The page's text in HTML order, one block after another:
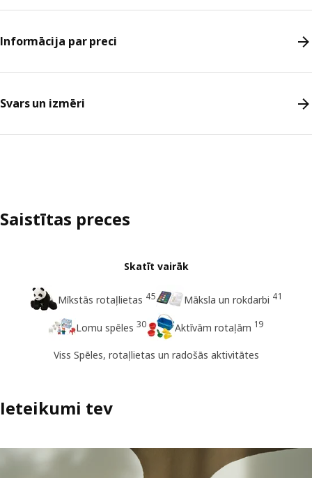
Informācija par preci
Svars un izmēri
Saistītas preces
Skatīt vairāk
Mīkstās rotaļlietas 45 Māksla un rokdarbi 41
Lomu spēles 30 Aktīvām rotaļām 19
Viss Spēles, rotaļlietas un radošās aktivitātes
Ieteikumi tev